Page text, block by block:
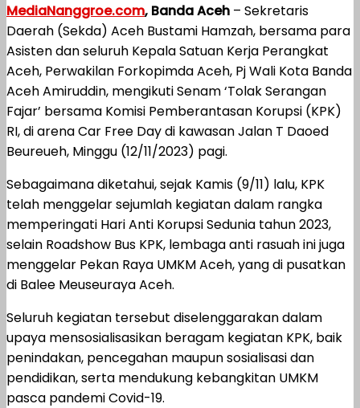
MediaNanggroe.com, Banda Aceh – Sekretaris
Daerah (Sekda) Aceh Bustami Hamzah, bersama para
Asisten dan seluruh Kepala Satuan Kerja Perangkat
Aceh, Perwakilan Forkopimda Aceh, Pj Wali Kota Banda
Aceh Amiruddin, mengikuti Senam ‘Tolak Serangan
Fajar’ bersama Komisi Pemberantasan Korupsi (KPK)
RI, di arena Car Free Day di kawasan Jalan T Daoed
Beureueh, Minggu (12/11/2023) pagi.
Sebagaimana diketahui, sejak Kamis (9/11) lalu, KPK
telah menggelar sejumlah kegiatan dalam rangka
memperingati Hari Anti Korupsi Sedunia tahun 2023,
selain Roadshow Bus KPK, lembaga anti rasuah ini juga
menggelar Pekan Raya UMKM Aceh, yang di pusatkan
di Balee Meuseuraya Aceh.
Seluruh kegiatan tersebut diselenggarakan dalam
upaya mensosialisasikan beragam kegiatan KPK, baik
penindakan, pencegahan maupun sosialisasi dan
pendidikan, serta mendukung kebangkitan UMKM
pasca pandemi Covid-19.